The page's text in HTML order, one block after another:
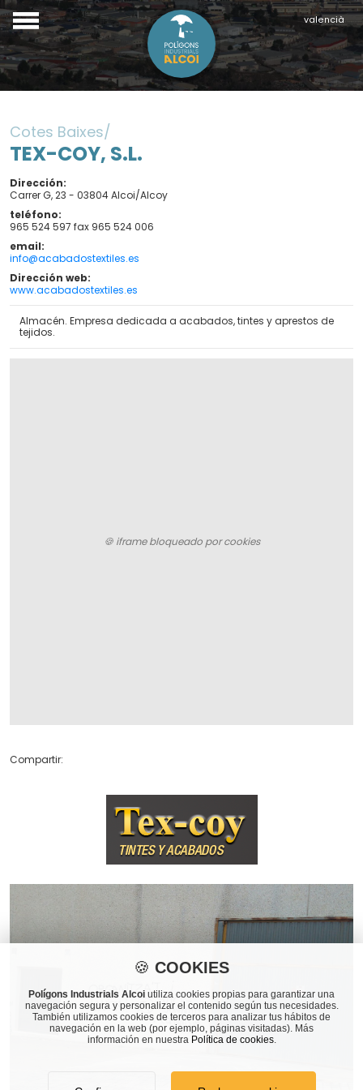
valencià
Cotes Baixes
TEX-COY, S.L.
Dirección
Carrer G, 23 - 03804 Alcoi/Alcoy
teléfono
965 524 597 fax 965 524 006
email
info@acabadostextiles.es
Dirección web
www.acabadostextiles.es
Almacén. Empresa dedicada a acabados, tintes y aprestos de
tejidos.
Compartir:
🍪 COOKIES
Polígons Industrials Alcoi utiliza cookies propias para garantizar una
navegación segura y personalizar el contenido según tus necesidades.
También utilizamos cookies de terceros para analizar tus hábitos de
navegación en la web (por ejemplo, páginas visitadas). Más
información en nuestra Política de cookies.